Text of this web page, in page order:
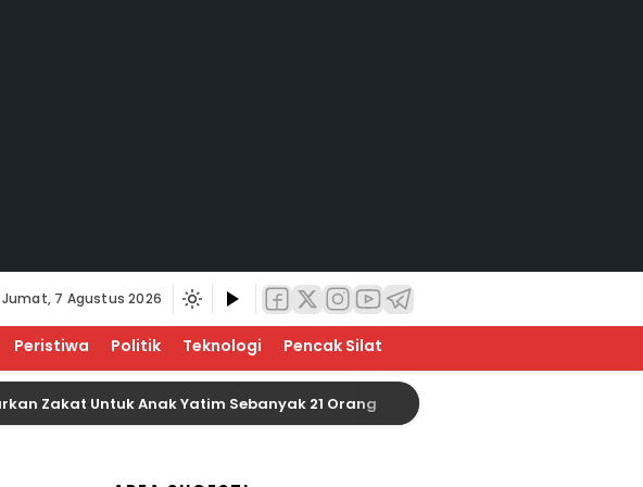
Jumat, 7 Agustus 2026
Peristiwa Politik Teknologi Pencak Silat
Untuk Anak Yatim Sebanyak 21 Orang